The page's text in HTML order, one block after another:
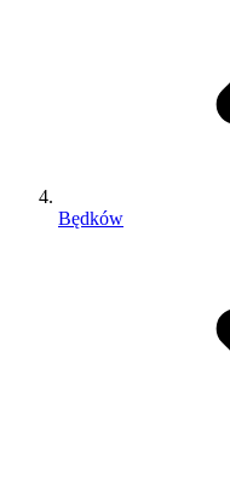
Będków